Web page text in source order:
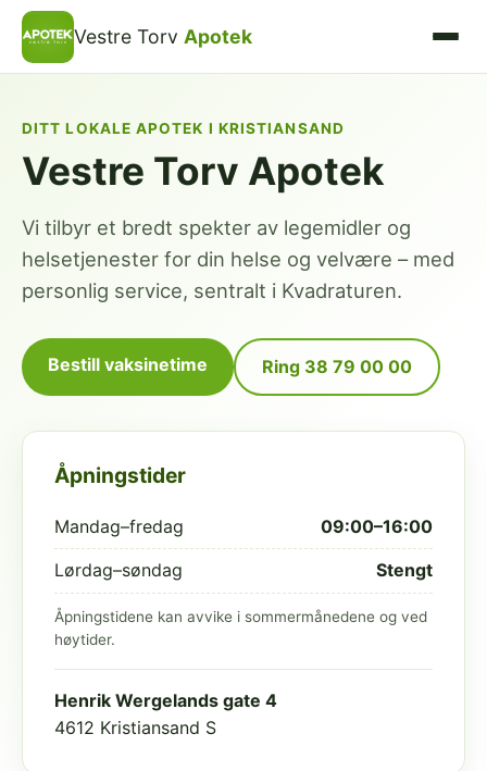
Vestre Torv Apotek
DITT LOKALE APOTEK I KRISTIANSAND
Vestre Torv Apotek
Vi tilbyr et bredt spekter av legemidler og
helsetjenester for din helse og velvære – med
personlig service, sentralt i Kvadraturen.
Bestill vaksinetime Ring 38 79 00 00
Åpningstider
Mandag–fredag 09:00–16:00
Lørdag–søndag Stengt
Åpningstidene kan avvike i sommermånedene og ved
høytider.
Henrik Wergelands gate 4
4612 Kristiansand S